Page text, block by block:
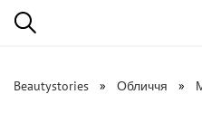
Beautystories Обличчя